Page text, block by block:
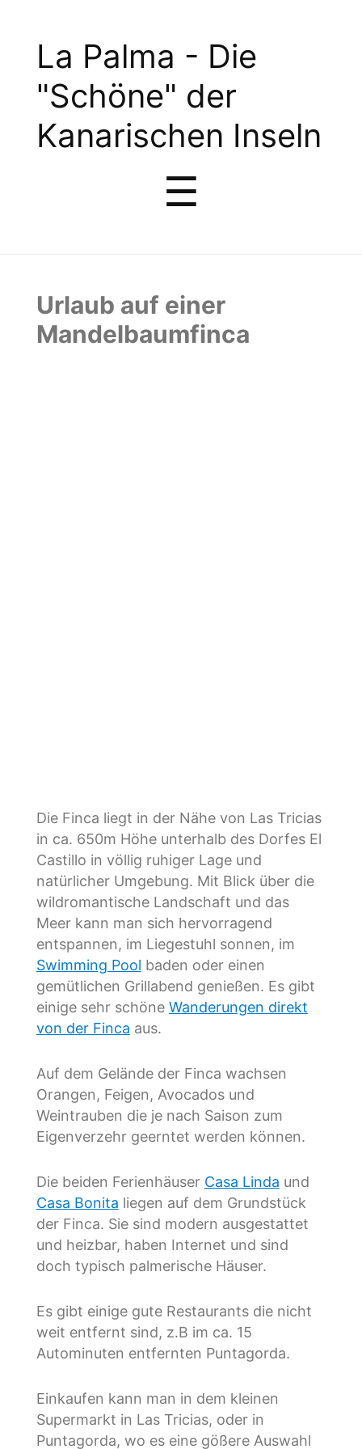
La
Palma
-
"Schöne"
Kanarischen
Inseln
La Palma - Die
"Schöne" der
Kanarischen Inseln
☰
Urlaub auf einer
Mandelbaumfinca
Die Finca liegt in der Nähe von Las Tricias
in ca. 650m Höhe unterhalb des Dorfes El
Castillo in völlig ruhiger Lage und
natürlicher Umgebung. Mit Blick über die
wildromantische Landschaft und das
Meer kann man sich hervorragend
entspannen, im Liegestuhl sonnen, im
Swimming Pool baden oder einen
gemütlichen Grillabend genießen. Es gibt
einige sehr schöne Wanderungen direkt
von der Finca aus.
Auf dem Gelände der Finca wachsen
Orangen, Feigen, Avocados und
Weintrauben die je nach Saison zum
Eigenverzehr geerntet werden können.
Die beiden Ferienhäuser Casa Linda und
Casa Bonita liegen auf dem Grundstück
der Finca. Sie sind modern ausgestattet
und heizbar, haben Internet und sind
doch typisch palmerische Häuser.
Es gibt einige gute Restaurants die nicht
weit entfernt sind, z.B im ca. 15
Autominuten entfernten Puntagorda.
Einkaufen kann man in dem kleinen
Supermarkt in Las Tricias, oder in
Puntagorda, wo es eine gößere Auswahl